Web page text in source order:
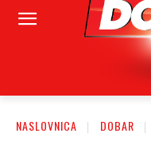
NASLOVNICA DOBAR